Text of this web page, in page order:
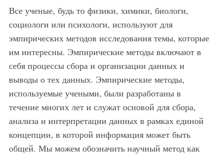
Все ученые, будь то физики, химики, биологи,
социологи или психологи, используют для
эмпирических методов исследования темы, которые
им интересны. Эмпирические методы включают в
себя процессы сбора и организации данных и
выводы о тех данных. Эмпирические методы,
используемые учеными, были разработаны в
течение многих лет и служат основой для сбора,
анализа и интерпретации данных в рамках единой
концепции, в которой информация может быть
общей. Мы можем обозначить научный метод как